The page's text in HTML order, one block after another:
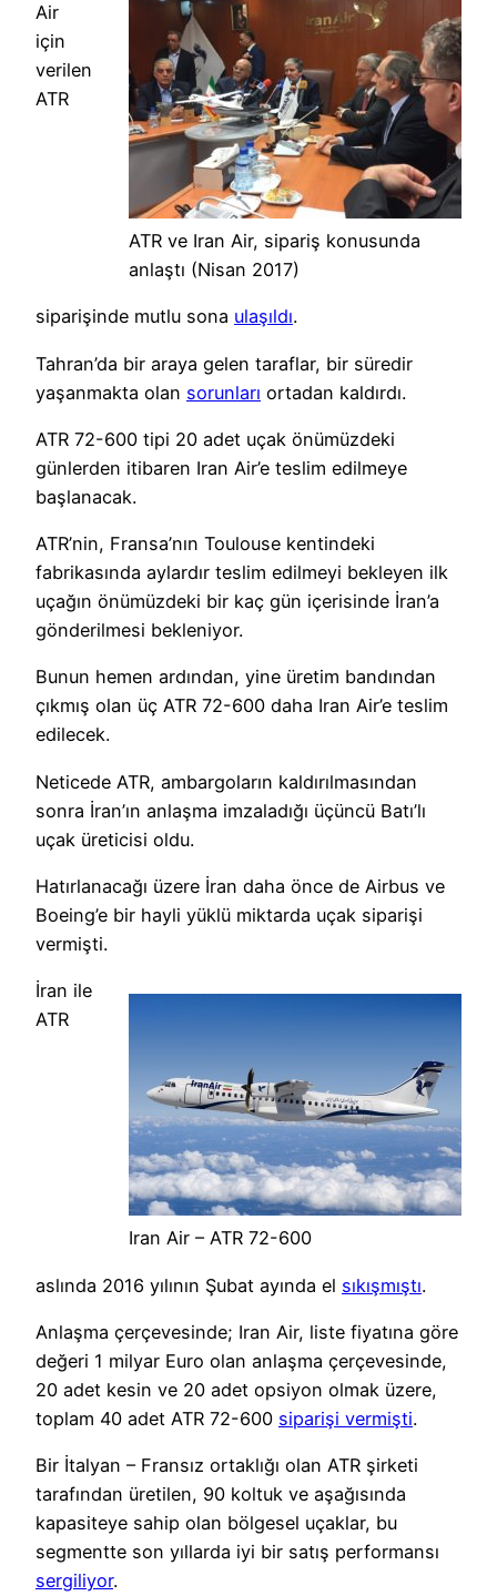
ATR ve Iran Air, sipariş konusunda
anlaştı (Nisan 2017)
Air
için
verilen
ATR
siparişinde mutlu sona ulaşıldı.
Tahran’da bir araya gelen taraflar, bir süredir
yaşanmakta olan sorunları ortadan kaldırdı.
ATR 72-600 tipi 20 adet uçak önümüzdeki
günlerden itibaren Iran Air’e teslim edilmeye
başlanacak.
ATR’nin, Fransa’nın Toulouse kentindeki
fabrikasında aylardır teslim edilmeyi bekleyen ilk
uçağın önümüzdeki bir kaç gün içerisinde İran’a
gönderilmesi bekleniyor.
Bunun hemen ardından, yine üretim bandından
çıkmış olan üç ATR 72-600 daha Iran Air’e teslim
edilecek.
Neticede ATR, ambargoların kaldırılmasından
sonra İran’ın anlaşma imzaladığı üçüncü Batı’lı
uçak üreticisi oldu.
Hatırlanacağı üzere İran daha önce de Airbus ve
Boeing’e bir hayli yüklü miktarda uçak siparişi
vermişti.
Iran Air – ATR 72-600
İran ile
ATR
aslında 2016 yılının Şubat ayında el sıkışmıştı.
Anlaşma çerçevesinde; Iran Air, liste fiyatına göre
değeri 1 milyar Euro olan anlaşma çerçevesinde,
20 adet kesin ve 20 adet opsiyon olmak üzere,
toplam 40 adet ATR 72-600 siparişi vermişti.
Bir İtalyan – Fransız ortaklığı olan ATR şirketi
tarafından üretilen, 90 koltuk ve aşağısında
kapasiteye sahip olan bölgesel uçaklar, bu
segmentte son yıllarda iyi bir satış performansı
sergiliyor.